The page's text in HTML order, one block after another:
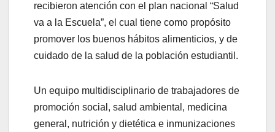
recibieron atención con el plan nacional “Salud
va a la Escuela”, el cual tiene como propósito
promover los buenos hábitos alimenticios, y de
cuidado de la salud de la población estudiantil.
Un equipo multidisciplinario de trabajadores de
promoción social, salud ambiental, medicina
general, nutrición y dietética e inmunizaciones